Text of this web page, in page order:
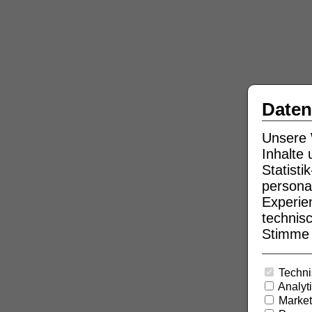
Unsere
Inhalte